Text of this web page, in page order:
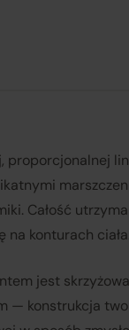
proporcjonalnej
Całość
na konturach ciała.
jest
— konstrukcja